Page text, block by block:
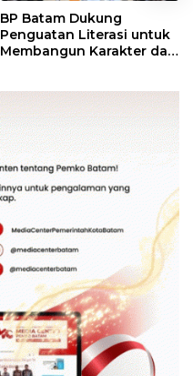
BP Batam Dukung
Penguatan Literasi untuk
Membangun Karakter dan